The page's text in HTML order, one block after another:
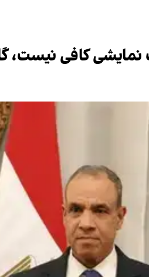
نمایشی کافی